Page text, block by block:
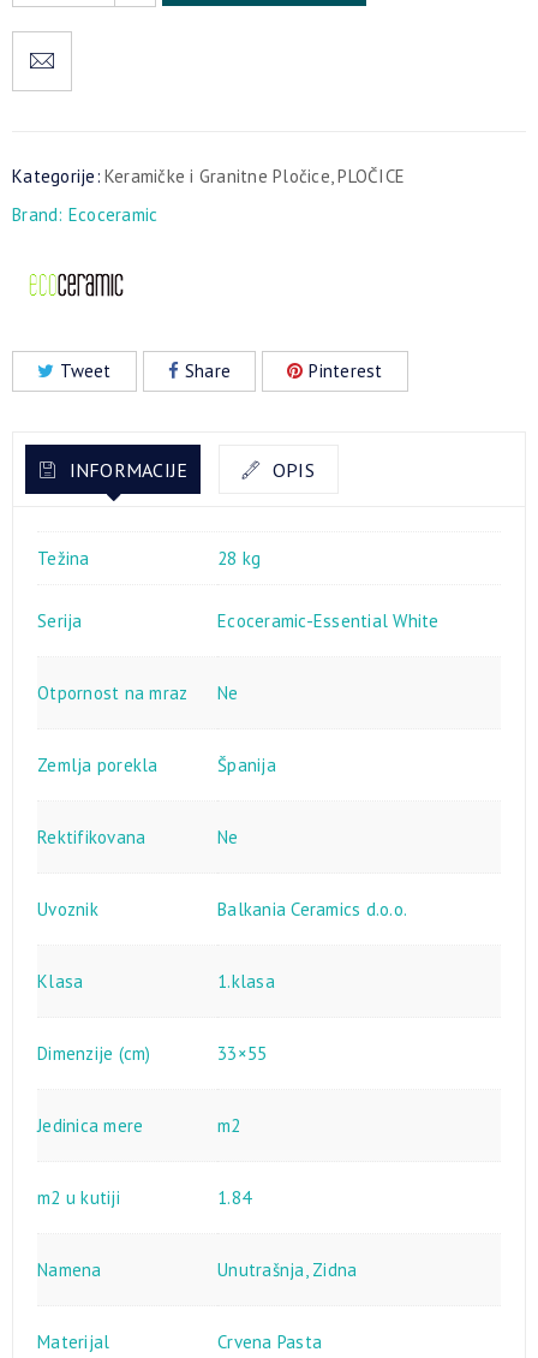
Kategorije: Keramičke i Granitne Pločice,PLOČICE
Brand: Ecoceramic
Tweet Share Pinterest
INFORMACIJE OPIS
Težina 28 kg
Serija Ecoceramic-Essential White
Otpornost na mraz Ne
Zemlja porekla Španija
Rektifikovana Ne
Uvoznik Balkania Ceramics d.o.o.
Klasa 1.klasa
Dimenzije (cm) 33×55
Jedinica mere m2
m2 u kutiji 1.84
Namena Unutrašnja, Zidna
Materijal Crvena Pasta